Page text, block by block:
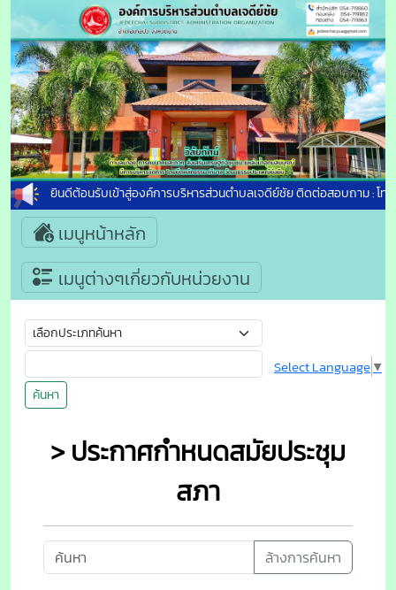
ยินดีต้อนรับเข้าสู่องค์การบริหารส่วนตำบลเจดีย์ชัย ติดต่อสอบถาม : โทร
เมนูหน้าหลัก
เมนูต่างๆเกี่ยวกับหน่วยงาน
ค้นหา
Select Language▼
> ประกาศกำหนดสมัยประชุม
สภา
ล้างการค้นหา